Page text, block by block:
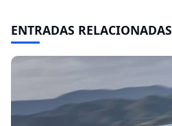
ENTRADAS RELACIONADAS